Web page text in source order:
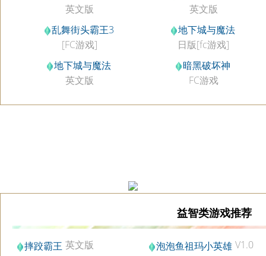
英文版
英文版
乱舞街头霸王3
[FC游戏]
地下城与魔法
日版[fc游戏]
地下城与魔法
英文版
暗黑破坏神
FC游戏
益智类游戏推荐
摔跤霸王 英文版 泡泡鱼祖玛小英雄 V1.0